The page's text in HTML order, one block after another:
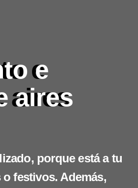
e
aires
porque está a tu
festivos. Además,